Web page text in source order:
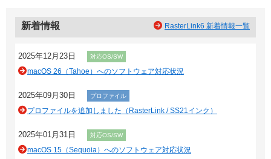
新着情報 RasterLink6 新着情報一覧
2025年12月23日 対応OS/SW
macOS 26（Tahoe）へのソフトウェア対応状況
2025年09月30日 プロファイル
プロファイルを追加しました（RasterLink / SS21インク）
2025年01月31日 対応OS/SW
macOS 15（Sequoia）へのソフトウェア対応状況